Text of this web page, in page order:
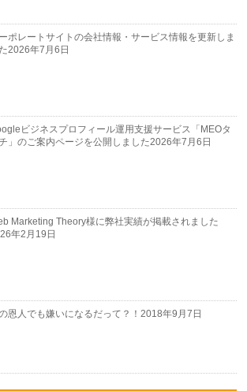
ポレートサイトの会社情報・サービス情報を更新しま
2026年7月6日
ビジネスプロフィール運用支援サービス「MEOタ
」のご案内ページを公開しました2026年7月6日
Marketing Theory様に弊社実績が掲載されました
年2月19日
恩人でも嫌いになるだって？！ 2018年9月7日